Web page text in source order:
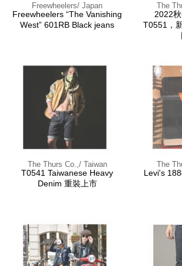
Freewheelers/ Japan
Freewheelers “The Vanishing
West” 601RB Black jeans
The
2022
T0551，
The Thurs Co.,/ Taiwan
T0541 Taiwanese Heavy
Denim 重裝上市
The
Levi's